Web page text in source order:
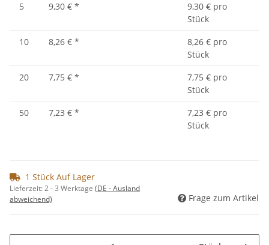
5 9,30 € *
9,30 € pro
Stück
10
8,26 € *
8,26 € pro
Stück
20
7,75 € *
7,75 € pro
Stück
50
7,23 € *
7,23 € pro
Stück
1 Stück Auf Lager
Lieferzeit:2 - 3 Werktage (DE - Ausland
abweichend)
Frage zum Artikel